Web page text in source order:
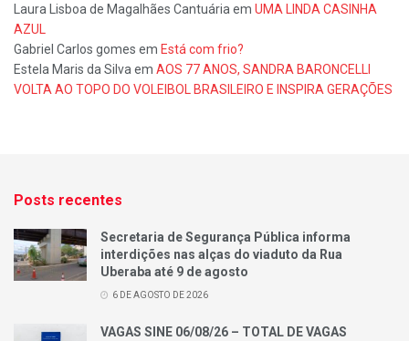
Laura Lisboa de Magalhães Cantuária em UMA LINDA CASINHA
AZUL
Gabriel Carlos gomes em Está com frio?
Estela Maris da Silva em AOS 77 ANOS, SANDRA BARONCELLI
VOLTA AO TOPO DO VOLEIBOL BRASILEIRO E INSPIRA GERAÇÕES
Posts recentes
Secretaria de Segurança Pública informa
interdições nas alças do viaduto da Rua
Uberaba até 9 de agosto
6 DE AGOSTO DE 2026
VAGAS SINE 06/08/26 – TOTAL DE VAGAS